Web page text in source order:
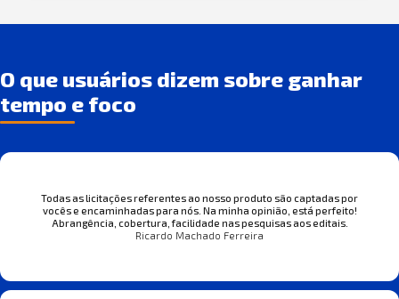
O que usuários dizem sobre ganhar
tempo e foco
Todas as licitações referentes ao nosso produto são captadas por
vocês e encaminhadas para nós. Na minha opinião, está perfeito!
Abrangência, cobertura, facilidade nas pesquisas aos editais.
Ricardo Machado Ferreira